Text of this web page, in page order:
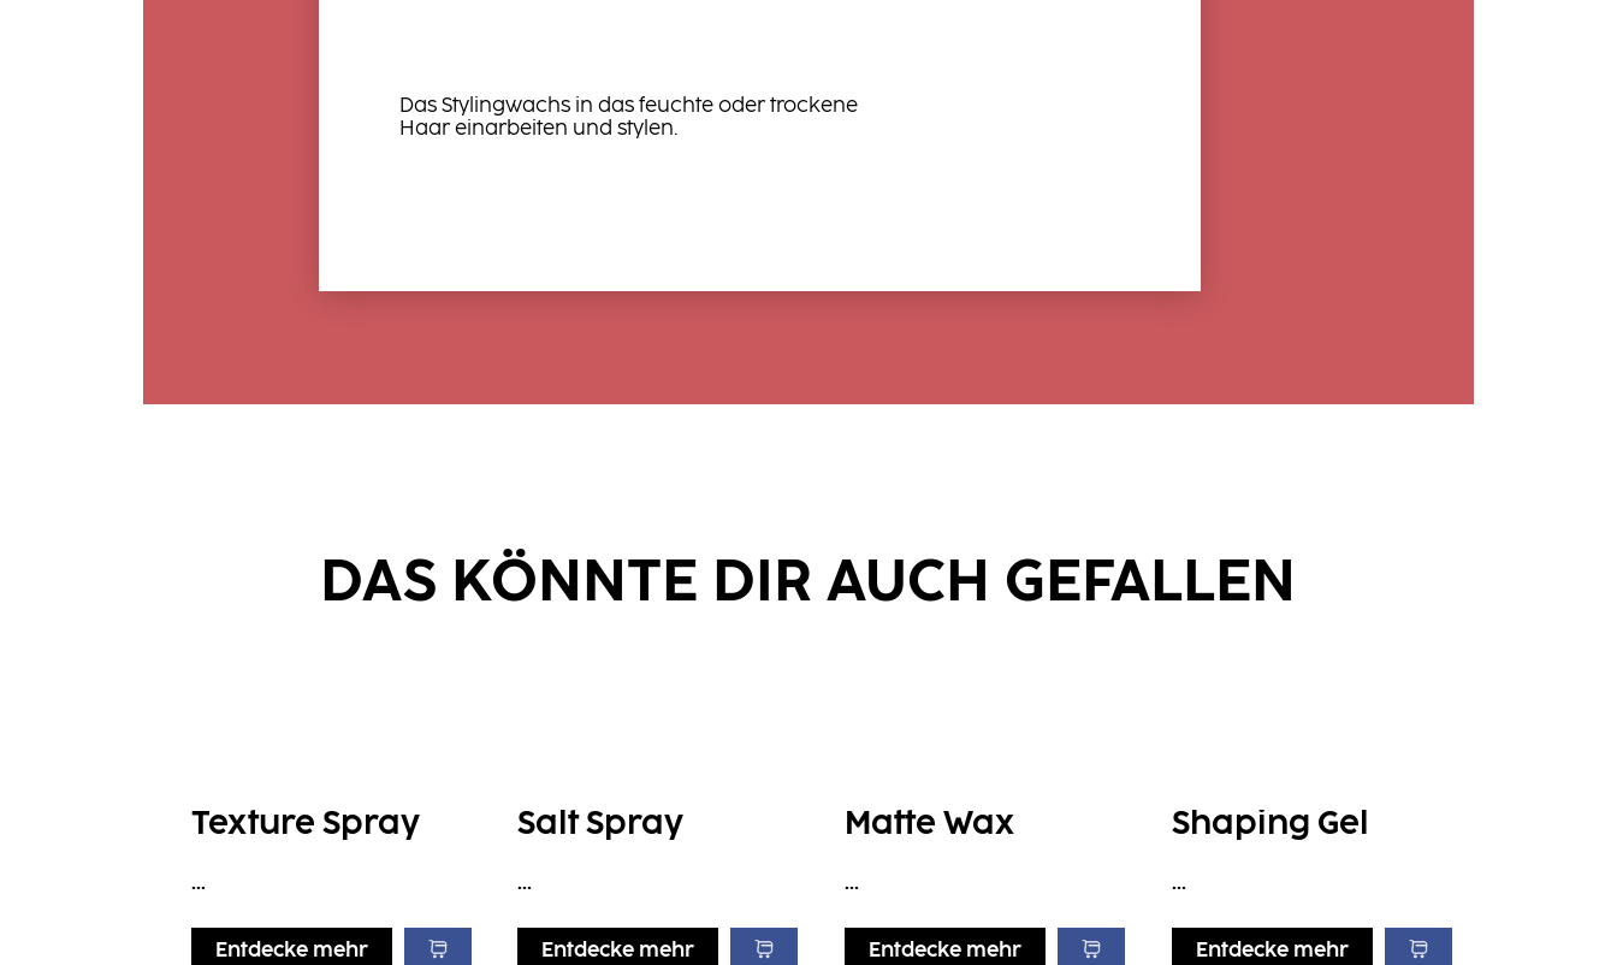
Das Stylingwachs in das feuchte oder trockene
Haar einarbeiten und stylen.
DAS KÖNNTE DIR AUCH GEFALLEN
Texture Spray
...
Entdecke mehr
Salt Spray
...
Entdecke mehr
Matte Wax
...
Entdecke mehr
Shaping Gel
...
Entdecke mehr